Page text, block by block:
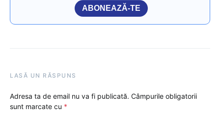
ABONEAZĂ-TE
LASĂ UN RĂSPUNS
Adresa ta de email nu va fi publicată. Câmpurile obligatorii
sunt marcate cu *